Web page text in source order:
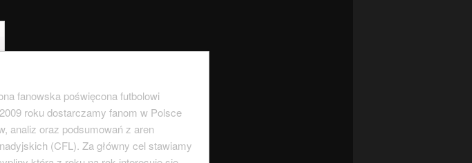
fanowska poświęcona futbolowi
roku dostarczamy fanom w Polsce
analiz oraz podsumowań z aren
(CFL). Za główny cel stawiamy